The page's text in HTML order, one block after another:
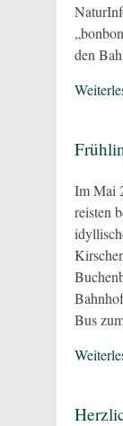
den
Im Mai
reisten
Bus